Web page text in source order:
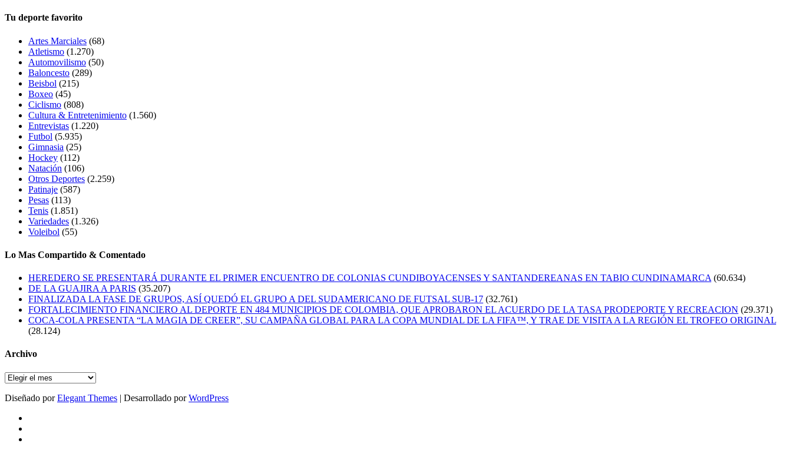
Tu deporte favorito
Artes Marciales (68)
Atletismo (1.270)
Automovilismo (50)
Baloncesto (289)
Beisbol (215)
Boxeo (45)
Ciclismo (808)
Cultura & Entretenimiento (1.560)
Entrevistas (1.220)
Futbol (5.935)
Gimnasia (25)
Hockey (112)
Natación (106)
Otros Deportes (2.259)
Patinaje (587)
Pesas (113)
Tenis (1.851)
Variedades (1.326)
Voleibol (55)
Lo Mas Compartido & Comentado
HEREDERO SE PRESENTARÁ DURANTE EL PRIMER ENCUENTRO DE COLONIAS CUNDIBOYACENSES Y SANTANDEREANAS EN TABIO CUNDINAMARCA (60.634)
DE LA GUAJIRA A PARIS (35.207)
FINALIZADA LA FASE DE GRUPOS, ASÍ QUEDÓ EL GRUPO A DEL SUDAMERICANO DE FUTSAL SUB-17 (32.761)
FORTALECIMIENTO FINANCIERO AL DEPORTE EN 484 MUNICIPIOS DE COLOMBIA, QUE APROBARON EL ACUERDO DE LA TASA PRODEPORTE Y RECREACION (29.371)
COCA-COLA PRESENTA “LA MAGIA DE CREER”, SU CAMPAÑA GLOBAL PARA LA COPA MUNDIAL DE LA FIFA™, Y TRAE DE VISITA A LA REGIÓN EL TROFEO ORIGINAL
(28.124)
Archivo
Archivo
Diseñado porElegant Themes | Desarrollado porWordPress